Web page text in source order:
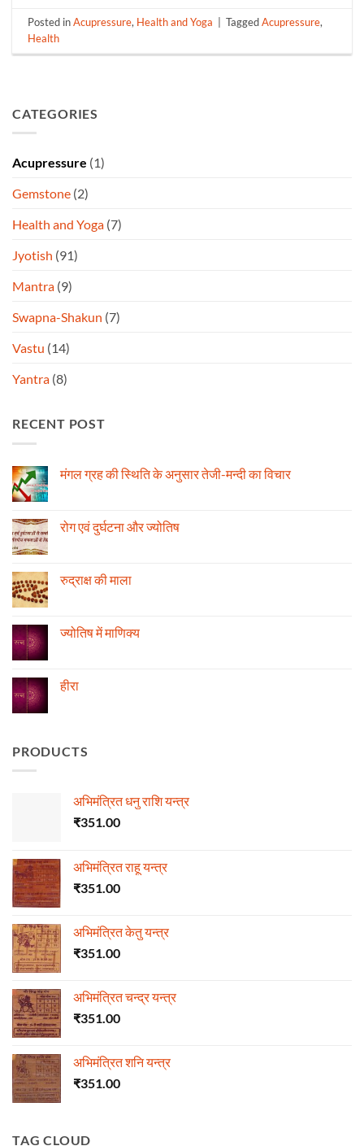
Posted inAcupressure, Health and Yoga TaggedAcupressure,
Health
CATEGORIES
Acupressure (1)
Gemstone (2)
Health and Yoga (7)
Jyotish (91)
Mantra (9)
Swapna-Shakun (7)
Vastu (14)
Yantra (8)
RECENT POST
मंगल ग्रह की स्थिति के अनुसार तेजी-मन्दी का विचार
मंगल
ग्रह
अनुसार
तेजी-
रोग एवं दुर्घटना और ज्योतिष
रोग
एवं
रुद्राक्ष की माला
रुद्राक्ष
की
ज्योतिष में माणिक्य
ज्योतिष
मेंहीरा
PRODUCTS
अभिमंत्रित धनु राशि यन्त्र
₹351.00
अभिमंत्रित राहू यन्त्र
₹351.00
अभिमंत्रित केतु यन्त्र
₹351.00
अभिमंत्रित चन्द्र यन्त्र
₹351.00
अभिमंत्रित शनि यन्त्र
₹351.00
TAG CLOUD